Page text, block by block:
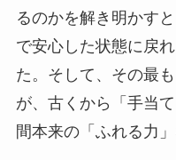
るのかを解き明かす
で安心した状態に戻
た。そして、その最
が、古くから「手当
間本来の「ふれる力」